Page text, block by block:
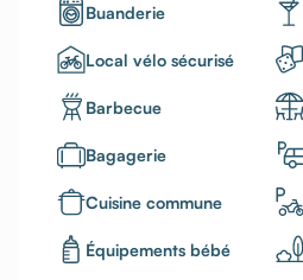
Buanderie
Local vélo sécurisé
Barbecue
Bagagerie
Cuisine commune
Équipements bébé